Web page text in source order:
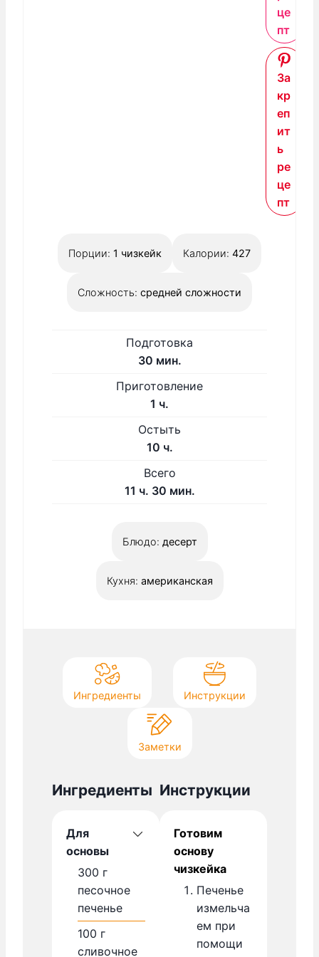
це
пт
За
кр
еп
ит
ь
ре
це
пт
Порции: 1 чизкейк Калории: 427
Сложность: средней сложности
Подготовка
30м
т
мин.
Приготовление
1 чч.
Остыть
10ч
с
.
ч.
Всего
11 ч
.
ч. 30м
у
мин.
Блюдо: десерт
Кухня: американская
Ингредиенты Инструкции
Заметки
Ингредиенты
Для
основы
300 г
песочное
печенье
100 г
сливочное
Инструкции
Готовим
основу
чизкейка
Печенье
измельча
ем при
помощи